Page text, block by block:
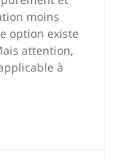
moins
option existe
attention,
à